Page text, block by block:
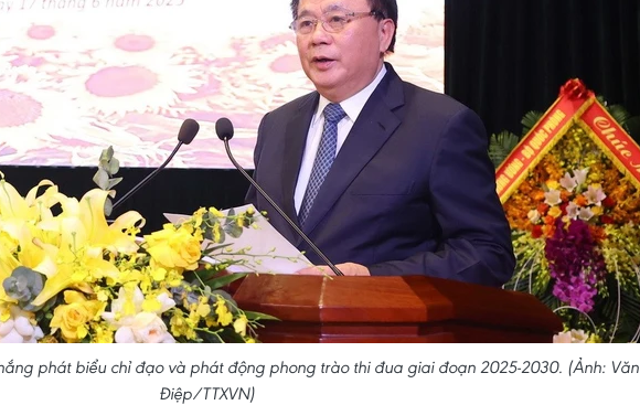
phát biểu chỉ đạo và phát động phong trào thi đua giai đoạn 2025-2030. (Ảnh: Văn
Điệp/TTXVN)